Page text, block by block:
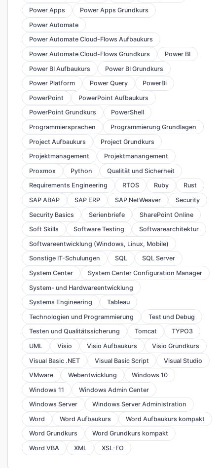
Power Apps
Power Apps Grundkurs
Power Automate
Power Automate Cloud-Flows Aufbaukurs
Power Automate Cloud-Flows Grundkurs
Power BI
Power BI Aufbaukurs
Power BI Grundkurs
Power Platform
Power Query
PowerBi
PowerPoint
PowerPoint Aufbaukurs
PowerPoint Grundkurs
PowerShell
Programmiersprachen
Programmierung Grundlagen
Project Aufbaukurs
Project Grundkurs
Projektmanagement
Projektmanangement
Proxmox
Python
Qualität und Sicherheit
Requirements Engineering
RTOS Ruby
Rust
SAP ABAP
SAP ERP SAP NetWeaver
Security
Security Basics
Serienbriefe
SharePoint Online
Soft Skills
Software Testing
Softwarearchitektur
Softwareentwicklung (Windows, Linux, Mobile)
Sonstige IT-Schulungen
SQL
SQL Server
System Center
System Center Configuration Manager
System- und Hardwareentwicklung
Systems Engineering
Tableau
Technologien und Programmierung
Test und Debug
Testen und Qualitätssicherung
Tomcat
TYPO3
UML
Visio Visio Aufbaukurs
Visio Grundkurs
Visual Basic .NET
Visual Basic Script
Visual Studio
VMware
Webentwicklung
Windows 10
Windows 11
Windows Admin Center
Windows Server
Windows Server Administration
Word
Word Aufbaukurs
Word Aufbaukurs kompakt
Word Grundkurs
Word Grundkurs kompakt
Word VBA
XML XSL-FO